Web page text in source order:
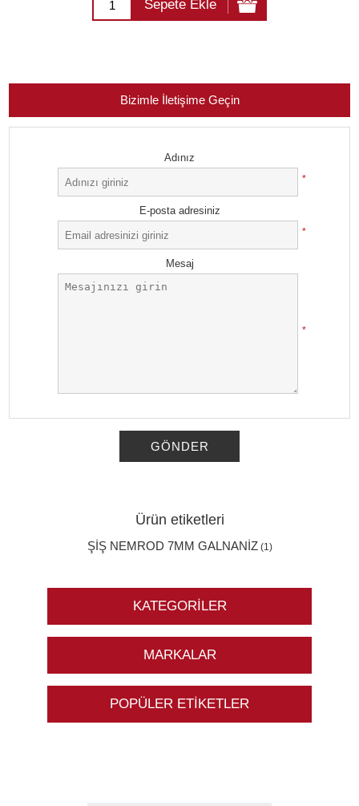
Sepete Ekle
Bizimle İletişime Geçin
Adınız
*
E-posta adresiniz
*
Mesaj
*
GÖNDER
Ürün etiketleri
ŞİŞ NEMROD 7MM GALNANİZ (1)
KATEGORILER
MARKALAR
POPÜLER ETIKETLER